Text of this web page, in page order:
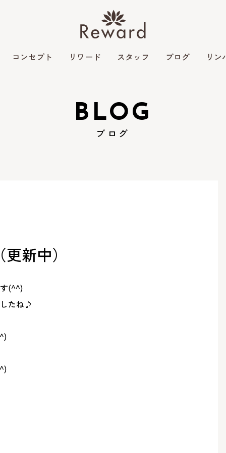
コンセプト リワード スタッフ ブログ リン
BLOG
ブログ
新中）
(^^)
たね♪